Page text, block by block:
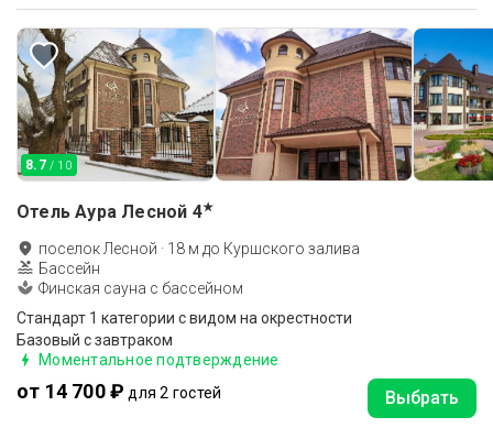
8.7 / 10
Отель Аура Лесной 4★
поселок Лесной · 18 м до Куршского залива
Бассейн
Финская сауна с бассейном
Стандарт 1 категории с видом на окрестности
Базовый с завтраком
Моментальное подтверждение
от 14 700 ₽ для 2 гостей Выбрать